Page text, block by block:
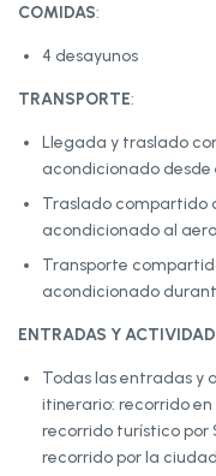
COMIDAS:
4 desayunos
TRANSPORTE:
Llegada y traslado
acondicionado
Traslado compartido
acondicionado al
Transporte
acondicionado
ENTRADAS Y
Todas las entradas y
itinerario: recorrido en
recorrido turístico por
recorrido por la